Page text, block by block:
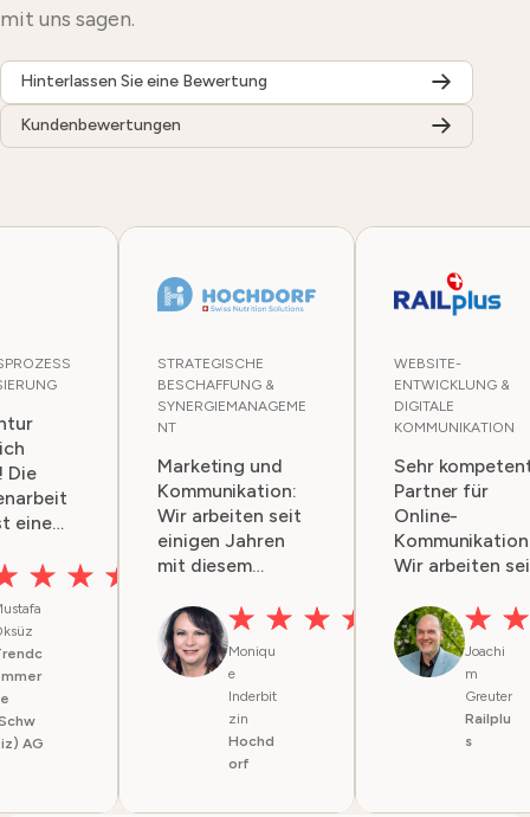
mit uns sagen.
Hinterlassen Sie eine Bewertung
Kundenbewertungen
Die
eine
sehr
AG
STRATEGISCHE
BESCHAFFUNG &
SYNERGIEMANAGEME
NT
Marketing und
Kommunikation:
Wir arbeiten seit
einigen Jahren
mit diesem
zusammen. Die
Dienstleistungen
sind stets sehr
professionell und
schnell. Gute
Moniqu
e
Inderbit
zin
Hochd
orf
WEBSITE-
ENTWICKLUNG &
DIGITALE
KOMMUNIKATION
Sehr
Partner für
Online-
Wir arbeiten
mit W-4
zusammen und
sind sehr
zufrieden mit
ihrer Arbeit für
uns. Das Team
Joachi
m
Greuter
Railplu
s